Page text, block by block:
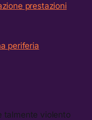
prestazioni
periferia
talmente violento